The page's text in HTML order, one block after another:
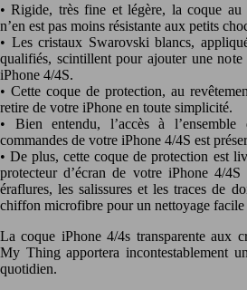
• Rigide, très fine et légère, la coque au
n’en est pas moins résistante aux petits
• Les cristaux Swarovski blancs,
qualifiés, scintillent pour ajouter une
iPhone 4/4S.
• Cette coque de protection, au
retire de votre iPhone en toute simplicité.
• Bien entendu, l’accès à
commandes de votre iPhone 4/4S est
• De plus, cette coque de protection est
protecteur d’écran de votre iPhone 4/
éraflures, les salissures et les traces de
chiffon microfibre pour un nettoyage facile
La coque iPhone 4/4s transparente aux
My Thing apportera incontestablement
quotidien.